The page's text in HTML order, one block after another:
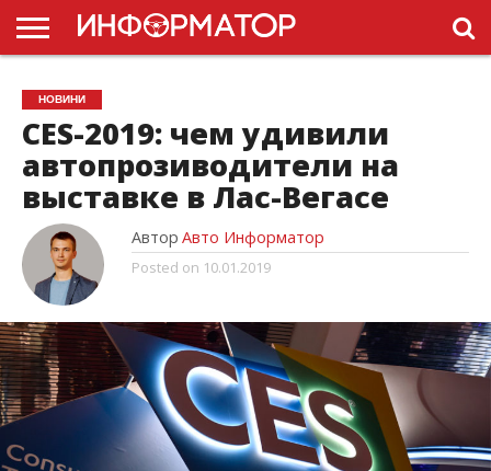
ГОЛОВНА
НОВИНИ
ПДР
УКРАЇНИ
РЕКЛАМА
ПРОЕКТЫ
НОВИНИ
CES-2019: чем удивили
автопрозиводители на
выставке в Лас-Вегасе
Автор Авто Информатор
Posted on 10.01.2019